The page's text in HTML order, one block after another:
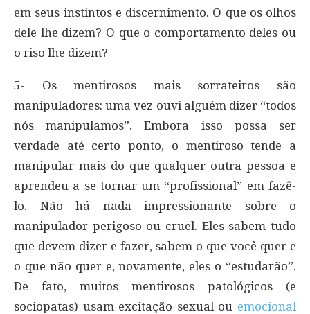
em seus instintos e discernimento. O que os olhos
dele lhe dizem? O que o comportamento deles ou
o riso lhe dizem?
5- Os mentirosos mais sorrateiros são
manipuladores: uma vez ouvi alguém dizer “todos
nós manipulamos”. Embora isso possa ser
verdade até certo ponto, o mentiroso tende a
manipular mais do que qualquer outra pessoa e
aprendeu a se tornar um “profissional” em fazê-
lo. Não há nada impressionante sobre o
manipulador perigoso ou cruel. Eles sabem tudo
que devem dizer e fazer, sabem o que você quer e
o que não quer e, novamente, eles o “estudarão”.
De fato, muitos mentirosos patológicos (e
sociopatas) usam excitação sexual ou emocional